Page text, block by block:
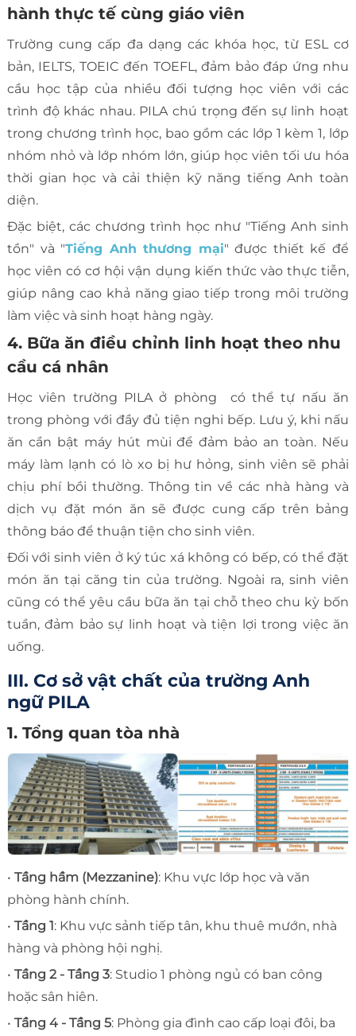
hành thực tế cùng giáo viên
Trường cung cấp đa dạng các khóa học, từ ESL cơ
bản, IELTS, TOEIC đến TOEFL, đảm bảo đáp ứng nhu
cầu học tập của nhiều đối tượng học viên với các
trình độ khác nhau. PILA chú trọng đến sự linh hoạt
trong chương trình học, bao gồm các lớp 1 kèm 1, lớp
nhóm nhỏ và lớp nhóm lớn, giúp học viên tối ưu hóa
thời gian học và cải thiện kỹ năng tiếng Anh toàn
diện.
Đặc biệt, các chương trình học như "Tiếng Anh sinh
tồn" và "Tiếng Anh thương mại" được thiết kế để
học viên có cơ hội vận dụng kiến thức vào thực tiễn,
giúp nâng cao khả năng giao tiếp trong môi trường
làm việc và sinh hoạt hàng ngày.
4. Bữa ăn điều chỉnh linh hoạt theo nhu
cầu cá nhân
Học viên trường PILA ở phòng có thể tự nấu ăn
trong phòng với đầy đủ tiện nghi bếp. Lưu ý, khi nấu
ăn cần bật máy hút mùi để đảm bảo an toàn. Nếu
máy làm lạnh có lò xo bị hư hỏng, sinh viên sẽ phải
chịu phí bồi thường. Thông tin về các nhà hàng và
dịch vụ đặt món ăn sẽ được cung cấp trên bảng
thông báo để thuận tiện cho sinh viên.
Đối với sinh viên ở ký túc xá không có bếp, có thể đặt
món ăn tại căng tin của trường. Ngoài ra, sinh viên
cũng có thể yêu cầu bữa ăn tại chỗ theo chu kỳ bốn
tuần, đảm bảo sự linh hoạt và tiện lợi trong việc ăn
uống.
III. Cơ sở vật chất của trường Anh
ngữ PILA
1. Tổng quan tòa nhà
• Tầng hầm (Mezzanine): Khu vực lớp học và văn
phòng hành chính.
• Tầng 1: Khu vực sảnh tiếp tân, khu thuê mướn, nhà
hàng và phòng hội nghị.
• Tầng 2 - Tầng 3: Studio 1 phòng ngủ có ban công
hoặc sân hiên.
• Tầng 4 - Tầng 5: Phòng gia đình cao cấp loại đôi, ba